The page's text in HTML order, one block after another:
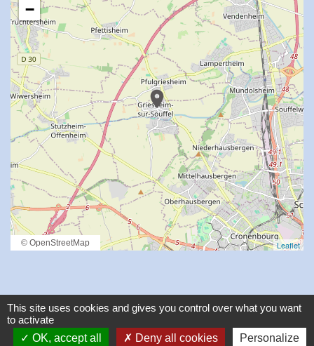
location_on
−
Leaflet
© OpenStreetMap
Contacts
This site uses cookies and gives you control over what you want
to activate
OK, accept all
Deny all cookies Personalize